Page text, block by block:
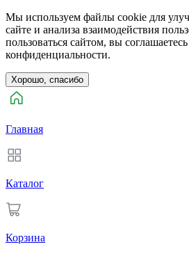
Мы используем файлы cookie для
сайте и анализа взаимодействия
пользоваться сайтом, вы
конфиденциальности.
Хорошо, спасибо
Главная
Каталог
Корзина